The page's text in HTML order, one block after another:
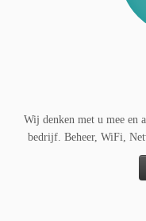
Wij denken met u mee en
bedrijf. Beheer, WiFi,